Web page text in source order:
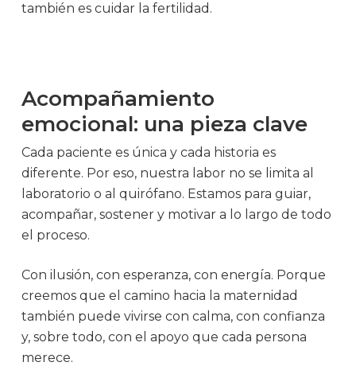
también es cuidar la fertilidad.
Acompañamiento
emocional: una pieza clave
Cada paciente es única y cada historia es
diferente. Por eso, nuestra labor no se limita al
laboratorio o al quirófano. Estamos para guiar,
acompañar, sostener y motivar a lo largo de todo
el proceso.
Con ilusión, con esperanza, con energía. Porque
creemos que el camino hacia la maternidad
también puede vivirse con calma, con confianza
y, sobre todo, con el apoyo que cada persona
merece.